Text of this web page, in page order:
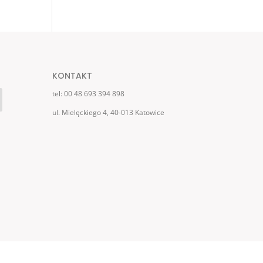
KONTAKT
tel: 00 48 693 394 898
ul. Mielęckiego 4, 40-013 Katowice